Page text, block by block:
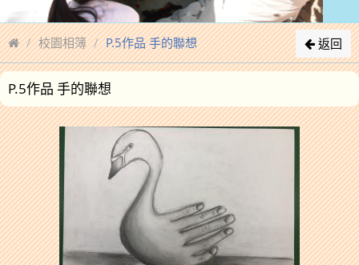
校園相簿 P.5作品 手的聯想 返回
P.5作品 手的聯想